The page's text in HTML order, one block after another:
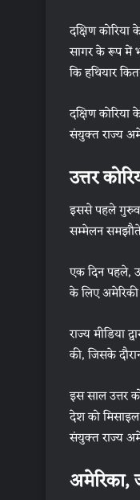
दक्षिण
सागर के रूप में
कि हथियार
दक्षिण
संयुक्त राज्य
उत्तर
इससे पहले
सम्मेलन समझौते
एक दिन पहले,
के लिए
राज्य मीडिया
की, जिसके
इस साल उत्तर
देश को मिसाइल
संयुक्त राज्य
अमेरिका,